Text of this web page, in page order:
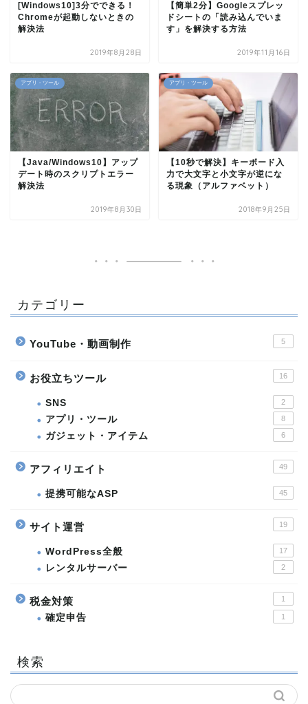
[Windows10]3分でできる！
Chromeが起動しないときの
解決法
2019年8月28日
【簡単2分】Googleスプレッ
ドシートの「読み込んでいま
す」を解決する方法
2019年11月16日
アプリ・ツール
【Java/Windows10】アップ
デート時のスクリプトエラー
解決法
2019年8月30日
アプリ・ツール
【10秒で解決】キーボード入
力で大文字と小文字が逆にな
る現象（アルファベット）
2018年9月25日
カテゴリー
YouTube・動画制作 5
お役立ちツール 16
SNS 2
アプリ・ツール 8
ガジェット・アイテム 6
アフィリエイト 49
提携可能なASP 45
サイト運営 19
WordPress全般 17
レンタルサーバー 2
税金対策 1
確定申告 1
検索